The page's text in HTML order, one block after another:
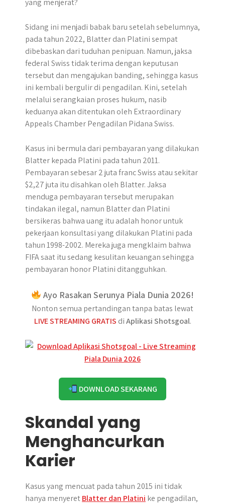
yang menjerat?
Sidang ini menjadi babak baru setelah sebelumnya,
pada tahun 2022, Blatter dan Platini sempat
dibebaskan dari tuduhan penipuan. Namun, jaksa
federal Swiss tidak terima dengan keputusan
tersebut dan mengajukan banding, sehingga kasus
ini kembali bergulir di pengadilan. Kini, setelah
melalui serangkaian proses hukum, nasib
keduanya akan ditentukan oleh Extraordinary
Appeals Chamber Pengadilan Pidana Swiss.
Kasus ini bermula dari pembayaran yang dilakukan
Blatter kepada Platini pada tahun 2011.
Pembayaran sebesar 2 juta franc Swiss atau sekitar
$2,27 juta itu disahkan oleh Blatter. Jaksa
menduga pembayaran tersebut merupakan
tindakan ilegal, namun Blatter dan Platini
bersikeras bahwa uang itu adalah honor untuk
pekerjaan konsultasi yang dilakukan Platini pada
tahun 1998-2002. Mereka juga mengklaim bahwa
FIFA saat itu sedang kesulitan keuangan sehingga
pembayaran honor Platini ditangguhkan.
Ayo Rasakan Serunya Piala Dunia 2026!
Nonton semua pertandingan tanpa batas lewat
LIVE STREAMING GRATIS diAplikasi Shotsgoal.
DOWNLOAD SEKARANG
Skandal yang
Menghancurkan
Karier
Kasus yang mencuat pada tahun 2015 ini tidak
hanya menyeretBlatter dan Platini ke pengadilan,